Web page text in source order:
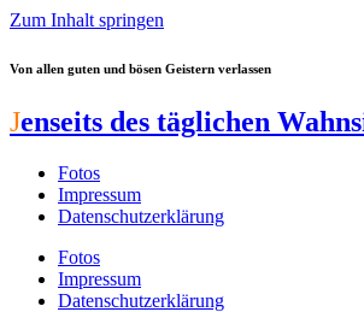
Zum Inhalt springen
Von allen guten und bösen Geistern verlassen
Jenseits des täglichen
Fotos
Impressum
Datenschutzerklärung
Fotos
Impressum
Datenschutzerklärung